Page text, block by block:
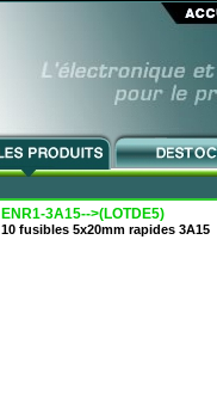
ENR1-3A15-->(LOTDE5)
10 fusibles 5x20mm rapides 3A15